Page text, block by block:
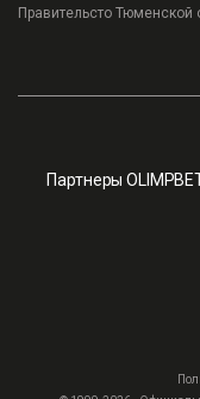
Правительсто Тюменской
Партнеры